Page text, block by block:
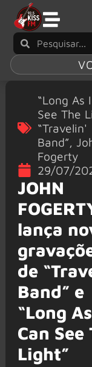
“Long As
See The
“Travelin'
Band”,
Fogerty
29/07/
JOHN
lança
de
Band” e
“Long
Can See
Light”